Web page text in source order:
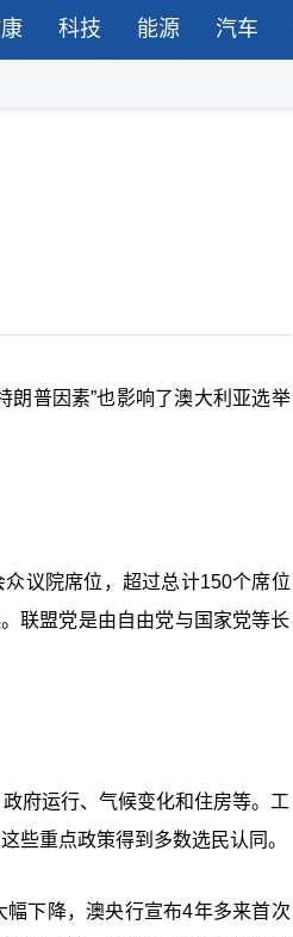
科技 能源 汽车
朗普因素”也影响了澳大利亚选举
议院席位，超过总计150个席位
联盟党是由自由党与国家党等长
府运行、气候变化和住房等。工
些重点政策得到多数选民认同。
下降，澳央行宣布4年多来首次